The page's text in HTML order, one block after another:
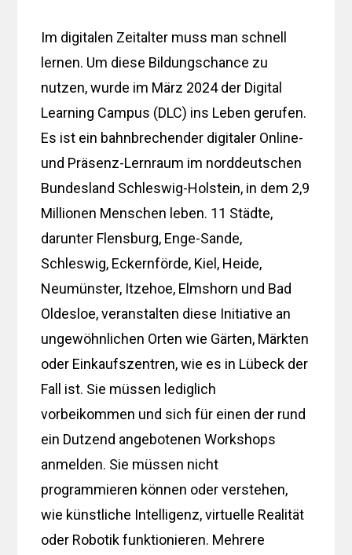
Im digitalen Zeitalter muss man schnell
lernen. Um diese Bildungschance zu
nutzen, wurde im März 2024 der Digital
Learning Campus (DLC) ins Leben gerufen.
Es ist ein bahnbrechender digitaler Online-
und Präsenz-Lernraum im norddeutschen
Bundesland Schleswig-Holstein, in dem 2,9
Millionen Menschen leben. 11 Städte,
darunter Flensburg, Enge-Sande,
Schleswig, Eckernförde, Kiel, Heide,
Neumünster, Itzehoe, Elmshorn und Bad
Oldesloe, veranstalten diese Initiative an
ungewöhnlichen Orten wie Gärten, Märkten
oder Einkaufszentren, wie es in Lübeck der
Fall ist. Sie müssen lediglich
vorbeikommen und sich für einen der rund
ein Dutzend angebotenen Workshops
anmelden. Sie müssen nicht
programmieren können oder verstehen,
wie künstliche Intelligenz, virtuelle Realität
oder Robotik funktionieren. Mehrere